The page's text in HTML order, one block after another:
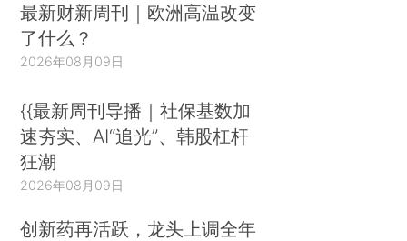
最新财新周刊｜欧洲高温改变
了什么？
2026年08月09日
{{最新周刊导播｜社保基数加
速夯实、AI“追光”、韩股杠杆
狂潮
2026年08月09日
创新药再活跃，龙头上调全年